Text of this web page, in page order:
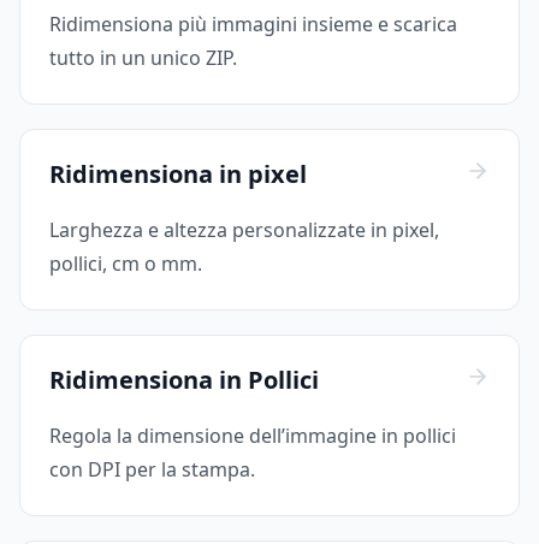
Ridimensiona più immagini insieme e scarica
tutto in un unico ZIP.
Ridimensiona in pixel
Larghezza e altezza personalizzate in pixel,
pollici, cm o mm.
Ridimensiona in Pollici
Regola la dimensione dell’immagine in pollici
con DPI per la stampa.